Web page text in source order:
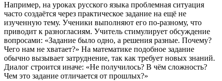
Например, на уроках русского языка проблемная ситуация
часто создаётся через практическое задание на ещё не
изученную тему. Ученики выполняют его по-разному, что
приводит к разногласиям. Учитель стимулирует обсуждение
вопросами: «Задание было одно, а решения разные. Почему?
Чего нам не хватает?» На математике подобное задание
обычно вызывает затруднение, так как требует новых знаний.
Диалог строится иначе: «Не получилось? В чём сложность?
Чем это задание отличается от прошлых?»